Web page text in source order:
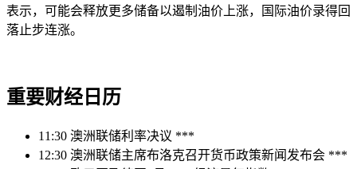
表示，可能会释放更多储备以遏制油价上涨，国际油价录得回
落止步连涨。
重要财经日历
11:30 澳洲联储利率决议 ***
12:30 澳洲联储主席布洛克召开货币政策新闻发布会 ***